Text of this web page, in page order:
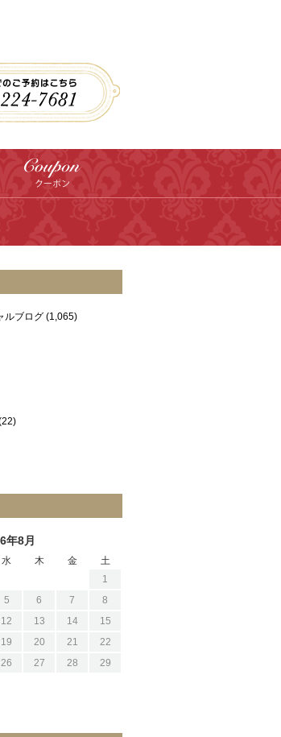
ルブログ (1,065)
年8月
水 木 金
土
1
5 6 7
8
12 13 14
15
19 20 21
22
26 27 28
29